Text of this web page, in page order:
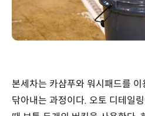
본세차는 카샴푸와 워시패드를
닦아내는 과정이다. 오토 디테일